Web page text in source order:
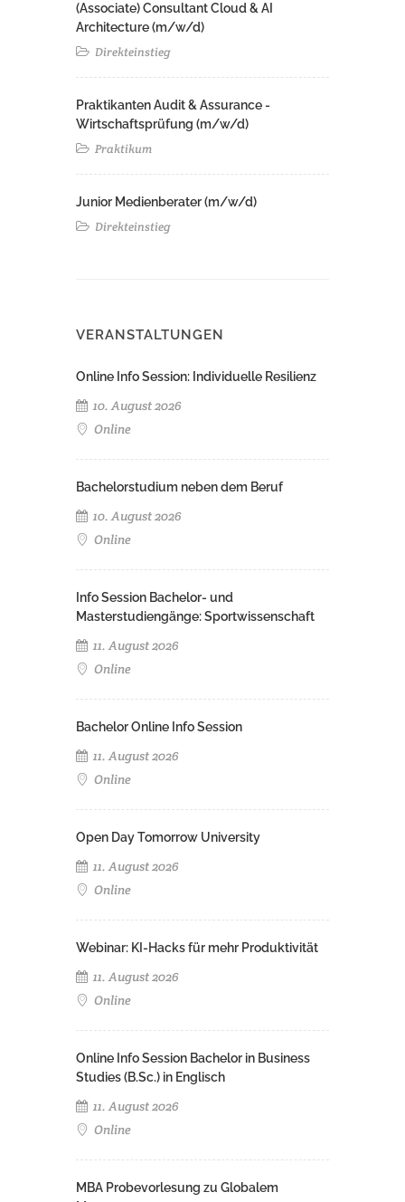
(Associate) Consultant Cloud & AI
Architecture (m/w/d)​ ​
Direkteinstieg
Praktikanten Audit & Assurance -
Wirtschaftsprüfung (m/w/d)
Praktikum
Junior Medienberater (m/w/d)
Direkteinstieg
VERANSTALTUNGEN
Online Info Session: Individuelle Resilienz
10. August 2026
Online
Bachelorstudium neben dem Beruf
10. August 2026
Online
Info Session Bachelor- und
Masterstudiengänge: Sportwissenschaft
11. August 2026
Online
Bachelor Online Info Session
11. August 2026
Online
Open Day Tomorrow University
11. August 2026
Online
Webinar: KI-Hacks für mehr Produktivität
11. August 2026
Online
Online Info Session Bachelor in Business
Studies (B.Sc.) in Englisch
11. August 2026
Online
MBA Probevorlesung zu Globalem